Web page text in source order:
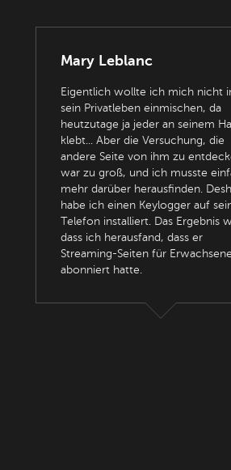
Mary Leblanc
Eigentlich wollte ich mich nicht
sein Privatleben einmischen, da
heutzutage ja jeder an seinem
klebt... Aber die Versuchung, die
andere Seite von ihm zu
war zu groß, und ich musste
mehr darüber herausfinden.
habe ich einen Keylogger auf
Telefon installiert. Das Ergebnis
dass ich herausfand, dass er
Streaming-Seiten für Erwachsene
abonniert hatte.